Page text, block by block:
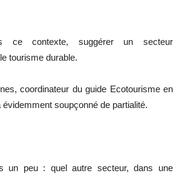
ce contexte, suggérer un secteur
tourisme durable.
coordinateur du guide Ecotourisme en
soupçonné de partialité.
un peu : quel autre secteur, dans une